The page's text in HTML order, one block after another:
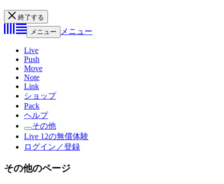
終了する
メニュー
メニュー
Live
Push
Move
Note
Link
ショップ
Pack
ヘルプ
その他
Live 12の無償体験
ログイン／登録
その他のページ